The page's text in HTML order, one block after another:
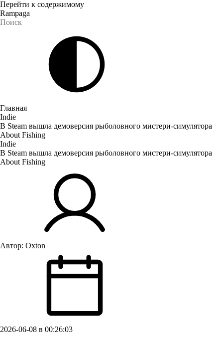
Перейти к содержимому
Rampaga
Главная
Indie
В Steam вышла демоверсия рыболовного мистери-симулятора
About Fishing
Indie
В Steam вышла демоверсия рыболовного мистери-симулятора
About Fishing
Автор: Oxton
2026-06-08 в 00:26:03